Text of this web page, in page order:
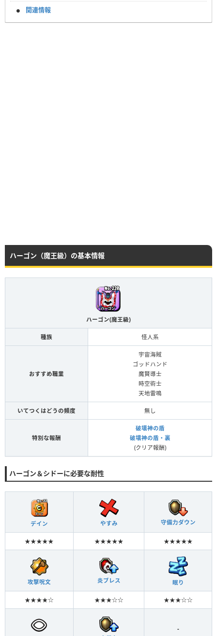
関連情報
ハーゴン（魔王級）の基本情報
ハーゴン(魔王級)
種族 怪人系
おすすめ職業
宇宙海賊
ゴッドハンド
魔賢導士
時空術士
天地雷鳴
いてつくはどうの頻度 無し
特別な報酬
破壊神の盾
破壊神の盾・裏
(クリア報酬)
ハーゴン＆シドーに必要な耐性
デイン やすみ 守備力ダウン
★★★★★ ★★★★★ ★★★★★
攻撃呪文 炎ブレス 眠り
★★★★☆ ★★★☆☆ ★★★☆☆
-